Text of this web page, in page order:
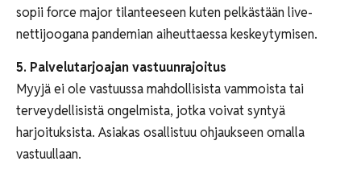
sopii force major tilanteeseen kuten pelkästään live-
nettijoogana pandemian aiheuttaessa keskeytymisen.
5. Palvelutarjoajan vastuunrajoitus
Myyjä ei ole vastuussa mahdollisista vammoista tai
terveydellisistä ongelmista, jotka voivat syntyä
harjoituksista. Asiakas osallistuu ohjaukseen omalla
vastuullaan.